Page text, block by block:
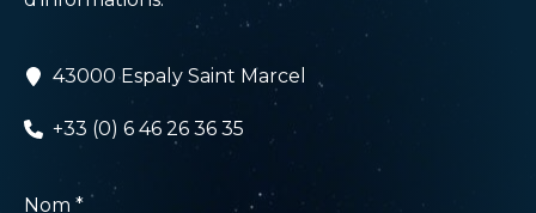
43000 Espaly Saint Marcel
+33 (0) 6 46 26 36 35
Formulaire
Nom *